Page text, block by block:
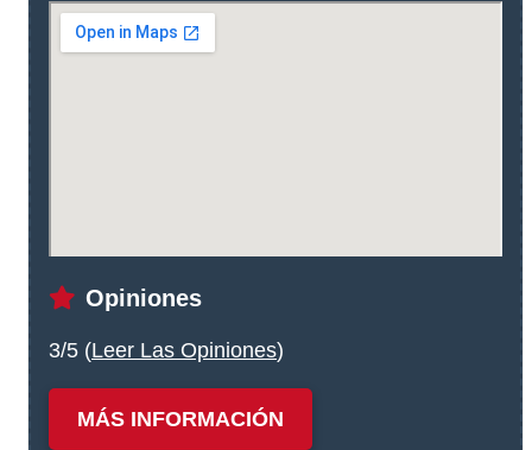
Opiniones
3/5 (Leer Las Opiniones)
MÁS INFORMACIÓN